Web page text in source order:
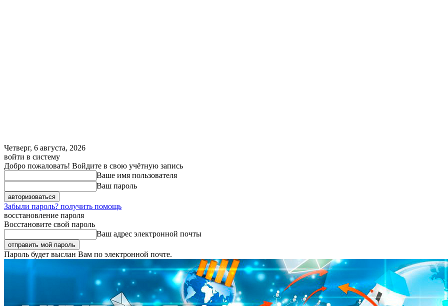
Четверг, 6 августа, 2026
войти в систему
Добро пожаловать! Войдите в свою учётную запись
Ваше имя пользователя
Ваш пароль
Забыли пароль? получить помощь
восстановление пароля
Восстановите свой пароль
Ваш адрес электронной почты
Пароль будет выслан Вам по электронной почте.